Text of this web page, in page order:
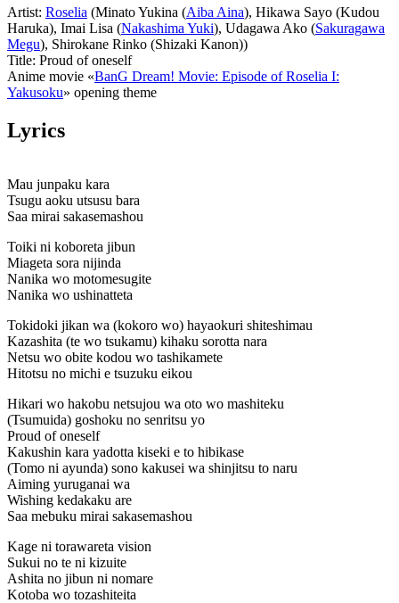
Artist: Roselia (Minato Yukina (Aiba Aina), Hikawa Sayo (Kudou
Haruka), Imai Lisa (Nakashima Yuki), Udagawa Ako (Sakuragawa
Megu), Shirokane Rinko (Shizaki Kanon))
Title: Proud of oneself
Anime movie «BanG Dream! Movie: Episode of Roselia I:
Yakusoku» opening theme
Lyrics
Mau junpaku kara
Tsugu aoku utsusu bara
Saa mirai sakasemashou
Toiki ni koboreta jibun
Miageta sora nijinda
Nanika wo motomesugite
Nanika wo ushinatteta
Tokidoki jikan wa (kokoro wo) hayaokuri shiteshimau
Kazashita (te wo tsukamu) kihaku sorotta nara
Netsu wo obite kodou wo tashikamete
Hitotsu no michi e tsuzuku eikou
Hikari wo hakobu netsujou wa oto wo mashiteku
(Tsumuida) goshoku no senritsu yo
Proud of oneself
Kakushin kara yadotta kiseki e to hibikase
(Tomo ni ayunda) sono kakusei wa shinjitsu to naru
Aiming yuruganai wa
Wishing kedakaku are
Saa mebuku mirai sakasemashou
Kage ni torawareta vision
Sukui no te ni kizuite
Ashita no jibun ni nomare
Kotoba wo tozashiteita